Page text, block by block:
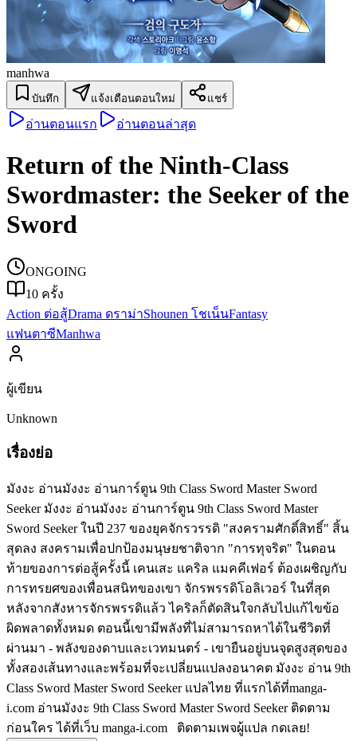
manhwa
บันทึก แจ้งเตือนตอนใหม่ แชร์
อ่านตอนแรก อ่านตอนล่าสุด
Return of the Ninth-Class
Swordmaster: the Seeker of the
Sword
ONGOING
10 ครั้ง
Action ต่อสู้Drama ดราม่าShounen โชเน็นFantasy
แฟนตาซีManhwa
ผู้เขียน
Unknown
เรื่องย่อ
มังงะ อ่านมังงะ อ่านการ์ตูน 9th Class Sword Master Sword
Seeker มังงะ อ่านมังงะ อ่านการ์ตูน 9th Class Sword Master
Sword Seeker ในปี 237 ของยุคจักรวรรดิ "สงครามศักดิ์สิทธิ์" สิ้น
สุดลง สงครามเพื่อปกป้องมนุษยชาติจาก "การทุจริต" ในตอน
ท้ายของการต่อสู้ครั้งนี้ เคนเสะ แคริล แมคคีเฟอร์ ต้องเผชิญกับ
การทรยศของเพื่อนสนิทของเขา จักรพรรดิโอลิเวอร์ ในที่สุด
หลังจากสังหารจักรพรรดิแล้ว ไคริลก็ตัดสินใจกลับไปแก้ไขข้อ
ผิดพลาดทั้งหมด ตอนนี้เขามีพลังที่ไม่สามารถหาได้ในชีวิตที่
ผ่านมา - พลังของดาบและเวทมนตร์ - เขายืนอยู่บนจุดสูงสุดของ
ทั้งสองเส้นทางและพร้อมที่จะเปลี่ยนแปลงอนาคต มังงะ อ่าน 9th
Class Sword Master Sword Seeker แปลไทย ที่แรกได้ที่manga-
i.com อ่านมังงะ 9th Class Sword Master Sword Seeker ติดตาม
ก่อนใคร ได้ที่เว็บ manga-i.com ติดตามเพจผู้แปล กดเลย!